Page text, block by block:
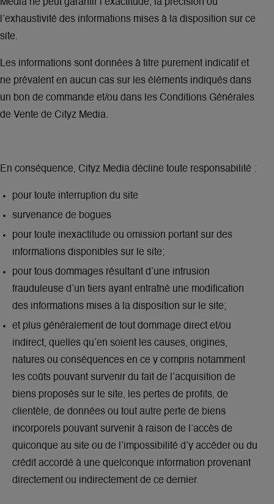
Media ne peut garantir l’exactitude, la précision ou
l’exhaustivité des informations mises à la disposition sur ce
site.
Les informations sont données à titre purement indicatif et
ne prévalent en aucun cas sur les éléments indiqués dans
un bon de commande et/ou dans les Conditions Générales
de Vente de Cityz Media.
En conséquence, Cityz Media décline toute responsabilité :
pour toute interruption du site
survenance de bogues
pour toute inexactitude ou omission portant sur des
informations disponibles sur le site;
pour tous dommages résultant d’une intrusion
frauduleuse d’un tiers ayant entraîné une modification
des informations mises à la disposition sur le site;
et plus généralement de tout dommage direct et/ou
indirect, quelles qu’en soient les causes, origines,
natures ou conséquences en ce y compris notamment
les coûts pouvant survenir du fait de l’acquisition de
biens proposés sur le site, les pertes de profits, de
clientèle, de données ou tout autre perte de biens
incorporels pouvant survenir à raison de l’accès de
quiconque au site ou de l’impossibilité d’y accéder ou du
crédit accordé à une quelconque information provenant
directement ou indirectement de ce dernier.